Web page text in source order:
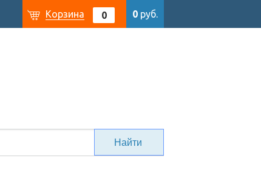
Корзина 0 0 руб.